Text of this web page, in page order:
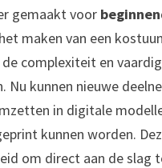
gemaakt voor
maken van een
complexiteit en
Nu kunnen nieuwe
in digitale
kunnen worden.
om direct aan de slag